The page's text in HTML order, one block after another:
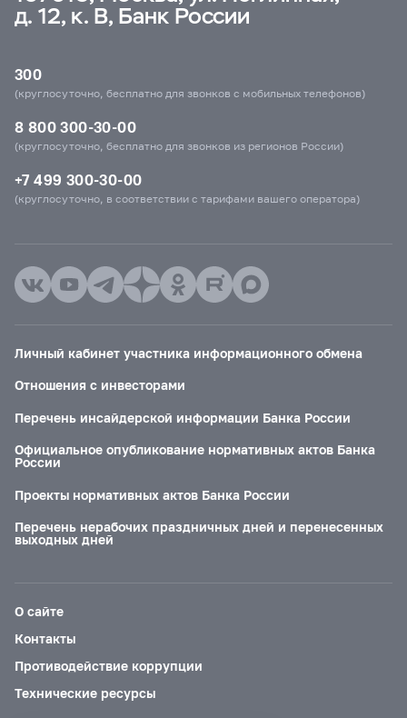
д. 12, к. В, Банк России
300
(круглосуточно, бесплатно для звонков с мобильных телефонов)
8 800 300-30-00
(круглосуточно, бесплатно для звонков из регионов России)
+7 499 300-30-00
(круглосуточно, в соответствии с тарифами вашего оператора)
Личный кабинет участника информационного обмена
Отношения с инвесторами
Перечень инсайдерской информации Банка России
Официальное опубликование нормативных актов Банка
России
Проекты нормативных актов Банка России
Перечень нерабочих праздничных дней и перенесенных
выходных дней
О сайте
Контакты
Противодействие коррупции
Технические ресурсы